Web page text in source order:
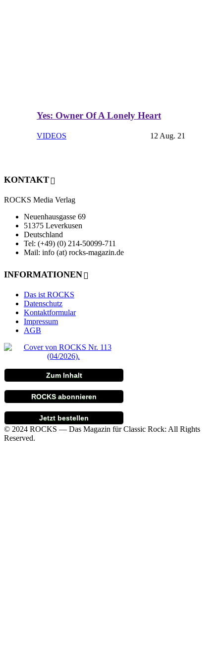
Yes: Owner Of A Lonely Heart
VIDEOS 12 Aug. 21
KONTAKT
ROCKS Media Verlag
Neuenhausgasse 69
51375 Leverkusen
Deutschland
Tel: (+49) (0) 214-50099-711
Mail: info (at) rocks-magazin.de
INFORMATIONEN
Das ist ROCKS
Datenschutz
Kontaktformular
Impressum
AGB
Zum Inhalt
ROCKS abonnieren
Jetzt bestellen
© 2024 ROCKS — Das Magazin für Classic Rock: All Rights
Reserved.